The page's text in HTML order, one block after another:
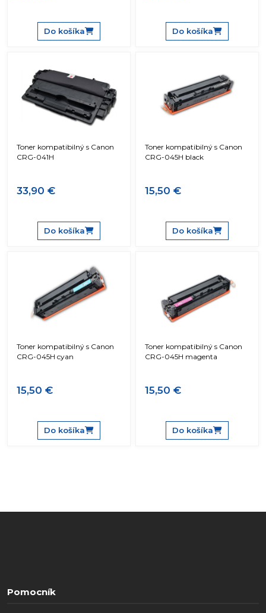
Do košíka Do košíka
Toner kompatibilný s Canon
CRG-041H
33,90 €
Do košíka
Toner kompatibilný s Canon
CRG-045H black
15,50 €
Do košíka
Toner kompatibilný s Canon
CRG-045H cyan
15,50 €
Do košíka
Toner kompatibilný s Canon
CRG-045H magenta
15,50 €
Do košíka
Pomocník